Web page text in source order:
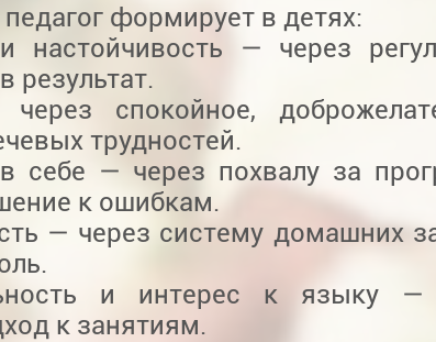
педагог формирует в детях:
настойчивость — через
результат.
спокойное,
трудностей.
себе — через похвалу за
к ошибкам.
— через систему домашних
и интерес к языку —
к занятиям.